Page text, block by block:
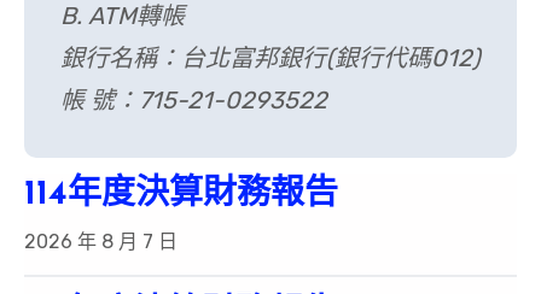
B. ATM轉帳
銀行名稱：台北富邦銀行(銀行代碼012)
帳 號：715-21-0293522
114年度決算財務報告
2026 年 8 月 7 日